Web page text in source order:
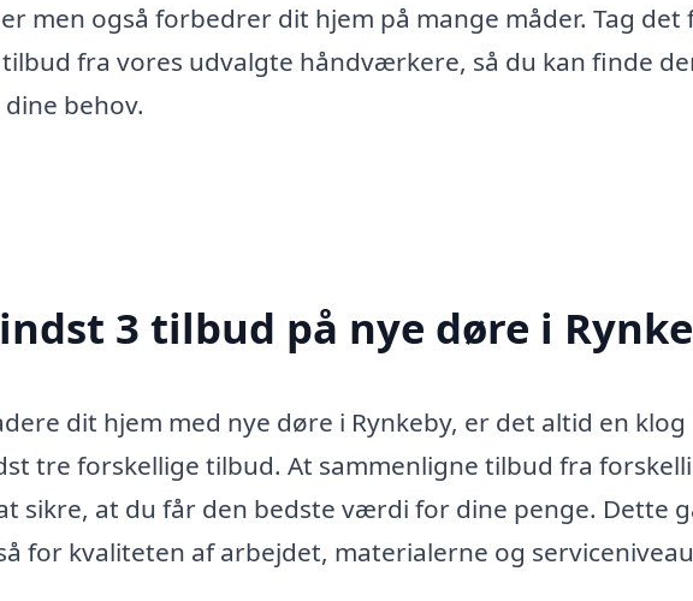
men også forbedrer dit hjem på mange måder. Tag det
fra vores udvalgte håndværkere, så du kan finde
behov.
3 tilbud på nye døre i
dit hjem med nye døre i Rynkeby, er det altid en klog
tre forskellige tilbud. At sammenligne tilbud fra
sikre, at du får den bedste værdi for dine penge. Dette
for kvaliteten af arbejdet, materialerne og